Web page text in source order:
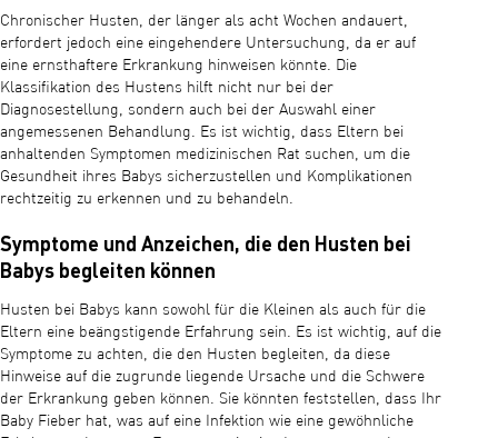
Chronischer Husten, der länger als acht Wochen andauert,
erfordert jedoch eine eingehendere Untersuchung, da er auf
eine ernsthaftere Erkrankung hinweisen könnte. Die
Klassifikation des Hustens hilft nicht nur bei der
Diagnosestellung, sondern auch bei der Auswahl einer
angemessenen Behandlung. Es ist wichtig, dass Eltern bei
anhaltenden Symptomen medizinischen Rat suchen, um die
Gesundheit ihres Babys sicherzustellen und Komplikationen
rechtzeitig zu erkennen und zu behandeln.
Symptome und Anzeichen, die den Husten bei
Babys begleiten können
Husten bei Babys kann sowohl für die Kleinen als auch für die
Eltern eine beängstigende Erfahrung sein. Es ist wichtig, auf die
Symptome zu achten, die den Husten begleiten, da diese
Hinweise auf die zugrunde liegende Ursache und die Schwere
der Erkrankung geben können. Sie könnten feststellen, dass Ihr
Baby Fieber hat, was auf eine Infektion wie eine gewöhnliche